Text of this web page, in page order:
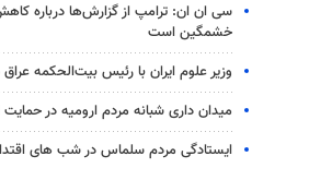
سی ان ان: ترامپ از گزارش‌ها درباره
خشمگین است
وزیر علوم ایران با رئیس بیت‌الحکمه عراق
میدان داری شبانه مردم ارومیه در حمایت
ایستادگی مردم سلماس در شب های اقتدار ملی